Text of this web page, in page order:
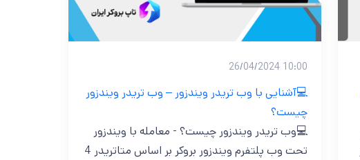
10:00 26/04/2024
💻آشنایی با وب تریدر ویندزور – وب تریدر ویندزور
چیست؟
💻وب تریدر ویندزور چیست؟ - معامله با ویندزور
تحت وب پلتفرم ویندزور بروکر بر اساس متاتریدر 4